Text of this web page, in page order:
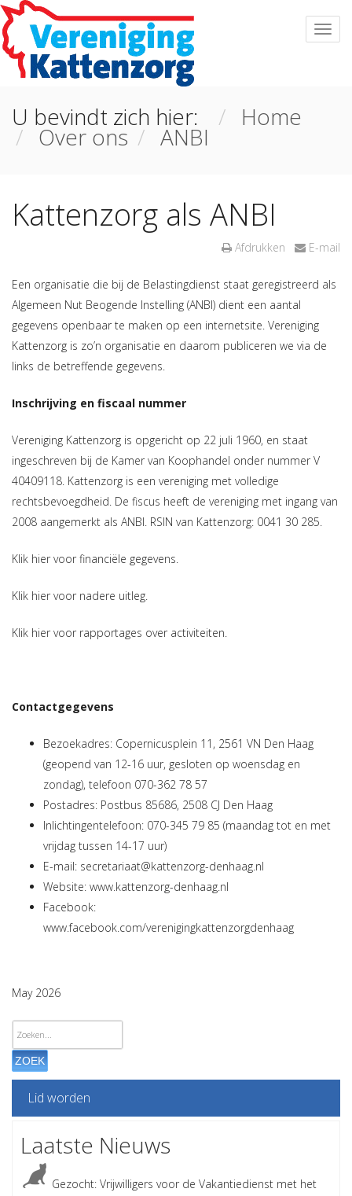
U bevindt zich hier: Home
Over ons ANBI
Kattenzorg als ANBI
Afdrukken E-mail
Een organisatie die bij de Belastingdienst staat geregistreerd als
Algemeen Nut Beogende Instelling (ANBI) dient een aantal
gegevens openbaar te maken op een internetsite. Vereniging
Kattenzorg is zo’n organisatie en daarom publiceren we via de
links de betreffende gegevens.
Inschrijving en fiscaal nummer
Vereniging Kattenzorg is opgericht op 22 juli 1960, en staat
ingeschreven bij de Kamer van Koophandel onder nummer V
40409118. Kattenzorg is een vereniging met volledige
rechtsbevoegdheid. De fiscus heeft de vereniging met ingang van
2008 aangemerkt als ANBI. RSIN van Kattenzorg: 0041 30 285.
Klik hier voor financiële gegevens.
Klik hier voor nadere uitleg.
Klik hier voor rapportages over activiteiten.
Contactgegevens
Bezoekadres: Copernicusplein 11, 2561 VN Den Haag
(geopend van 12-16 uur, gesloten op woensdag en
zondag), telefoon 070-362 78 57
Postadres: Postbus 85686, 2508 CJ Den Haag
Inlichtingentelefoon: 070-345 79 85 (maandag tot en met
vrijdag tussen 14-17 uur)
E-mail: secretariaat@kattenzorg-denhaag.nl
Website: www.kattenzorg-denhaag.nl
Facebook:
www.facebook.com/verenigingkattenzorgdenhaag
May 2026
ZOEK
Lid worden
Laatste Nieuws
Gezocht: Vrijwilligers voor de Vakantiedienst met het